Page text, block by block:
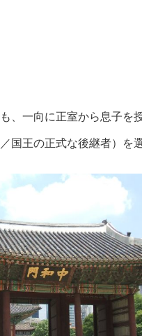
、一向に正室から息子を
国王の正式な後継者）を